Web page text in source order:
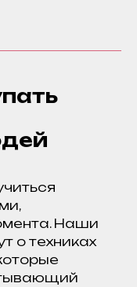
Наши
о техниках